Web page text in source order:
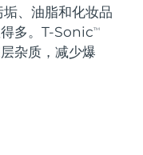
、油脂和化妆品
多。T-SonicTM
杂质，减少爆
预计送达日期8/10/26